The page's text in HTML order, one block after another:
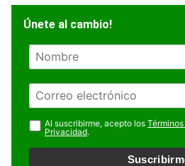
Únete al cambio!
N
r
e
E
m
a
i
l
Al suscribirme, acepto los
Privacidad.